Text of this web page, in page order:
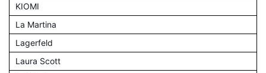
KIOMI
La Martina
Lagerfeld
Laura Scott